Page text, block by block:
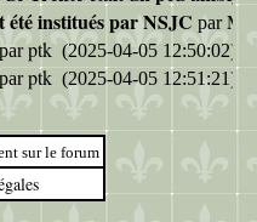
été institués par NSJC par
parptk (2025-04-05 12:50:02)
parptk (2025-04-05 12:51:21)
sur le forum